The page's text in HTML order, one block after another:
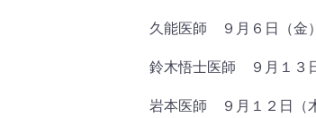
久能医師 ９月６日（金）
鈴木悟士医師 ９月１３
岩本医師 ９月１２日（